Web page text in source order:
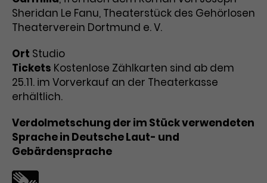
Sheridan Le Fanu, Theaterstück des Gehörlosen
Theaterverein Dortmund e. V.
Ort Studio
Tickets Kostenlose Zählkarten sind ab dem
25.11. im Vorverkauf an der Theaterkasse
erhältlich.
Verdolmetschung der im Stück verwendeten
Sprache in Deutsche Laut- und
Gebärdensprache